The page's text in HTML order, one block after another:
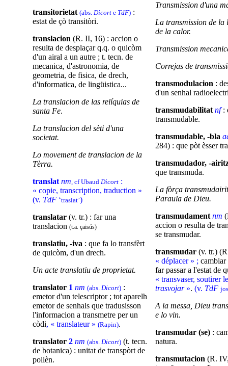
transitorietat (abs. Dicort e TdF) :
estat de çò transitòri.
translacion (R. II, 16) : accion o
resulta de desplaçar q.q. o quicòm
d'un airal a un autre ; t. tecn. de
mecanica, d'astronomia, de
geometria, de fisica, de drech,
d'informatica, de lingüistica...
La translacion de las relíquias de
santa Fe.
La translacion del sèti d'una
societat.
Lo movement de translacion de la
Tèrra.
translat nm, cf Ubaud Dicort :
« copie, transcription, traduction »
(v. TdF ‘traslat’)
translatar (v. tr.) : far una
translacion (t.a. çaisús)
translatiu, -iva : que fa lo transfèrt
de quicòm, d'un drech.
Un acte translatiu de proprietat.
translator 1 nm (abs. Dicort) :
emetor d'un telescriptor ; tot aparelh
emetor de senhals que tradusisson
l'informacion a transmetre per un
còdi, « translateur » (Rapin).
translator 2 nm (abs. Dicort) (t. tecn.
de botanica) : unitat de transpòrt de
pollèn.
Transmission d'una
La transmission de la
de la calor.
Transmission
Correjas de
transmodulacion :
d'un senhal
transmudabilitat nf:
transmudable.
transmudable, -bla
284) : que pòt èsser
transmudador, -
que transmuda.
La fòrça
Paraula de Dieu.
transmudament nm
accion o resulta de
se transmudar.
transmudar (v. tr.)
« déplacer » ; cambiar
far passar a l'estat de
« transvaser, soutirer
trasvojar». (v. TdF
A la messa, Dieu
e lo vin.
transmudar (se) :
natura.
transmutacion (R.